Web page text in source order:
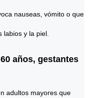
nauseas, vómito o que
labios y la piel.
años, gestantes
adultos mayores que